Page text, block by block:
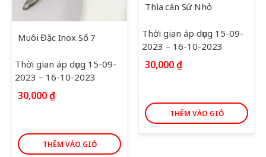
Muôi Đặc Inox Số 7
Thời gian áp dụng 15-09-
2023 – 16-10-2023
30,000₫
THÊM VÀO GIỎ
Thìa cán Sứ Nhỏ
Thời gian áp dụng 15-09-
2023 – 16-10-2023
30,000₫
THÊM VÀO GIỎ